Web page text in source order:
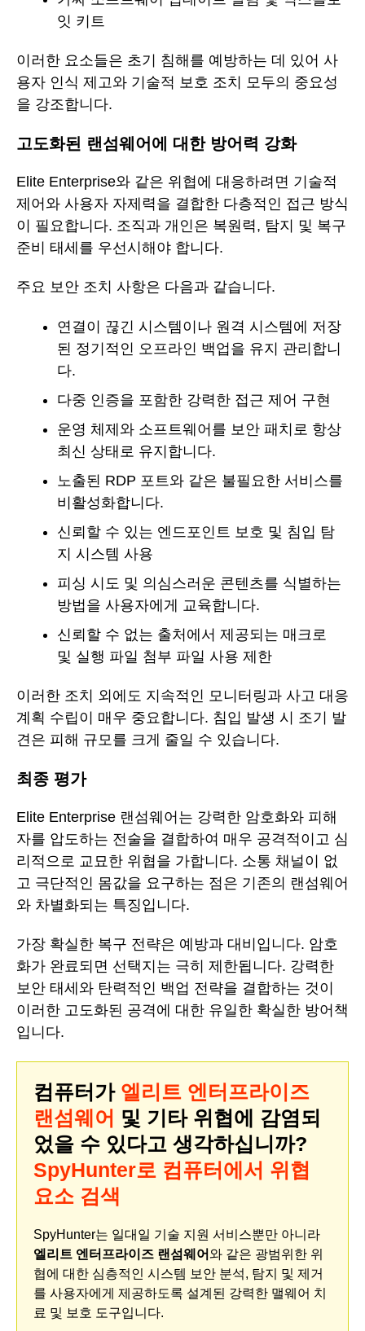
잇 키트
이러한 요소들은 초기 침해를 예방하는 데 있어 사
용자 인식 제고와 기술적 보호 조치 모두의 중요성
을 강조합니다.
고도화된 랜섬웨어에 대한 방어력 강화
Elite Enterprise와 같은 위협에 대응하려면 기술적
제어와 사용자 자제력을 결합한 다층적인 접근 방식
이 필요합니다. 조직과 개인은 복원력, 탐지 및 복구
준비 태세를 우선시해야 합니다.
주요 보안 조치 사항은 다음과 같습니다.
연결이 끊긴 시스템이나 원격 시스템에 저장
된 정기적인 오프라인 백업을 유지 관리합니
다.
다중 인증을 포함한 강력한 접근 제어 구현
운영 체제와 소프트웨어를 보안 패치로 항상
최신 상태로 유지합니다.
노출된 RDP 포트와 같은 불필요한 서비스를
비활성화합니다.
신뢰할 수 있는 엔드포인트 보호 및 침입 탐
지 시스템 사용
피싱 시도 및 의심스러운 콘텐츠를 식별하는
방법을 사용자에게 교육합니다.
신뢰할 수 없는 출처에서 제공되는 매크로
및 실행 파일 첨부 파일 사용 제한
이러한 조치 외에도 지속적인 모니터링과 사고 대응
계획 수립이 매우 중요합니다. 침입 발생 시 조기 발
견은 피해 규모를 크게 줄일 수 있습니다.
최종 평가
Elite Enterprise 랜섬웨어는 강력한 암호화와 피해
자를 압도하는 전술을 결합하여 매우 공격적이고 심
리적으로 교묘한 위협을 가합니다. 소통 채널이 없
고 극단적인 몸값을 요구하는 점은 기존의 랜섬웨어
와 차별화되는 특징입니다.
가장 확실한 복구 전략은 예방과 대비입니다. 암호
화가 완료되면 선택지는 극히 제한됩니다. 강력한
보안 태세와 탄력적인 백업 전략을 결합하는 것이
이러한 고도화된 공격에 대한 유일한 확실한 방어책
입니다.
컴퓨터가 엘리트 엔터프라이즈
랜섬웨어 및 기타 위협에 감염되
었을 수 있다고 생각하십니까?
SpyHunter로 컴퓨터에서 위협
요소 검색
SpyHunter는 일대일 기술 지원 서비스뿐만 아니라
엘리트 엔터프라이즈 랜섬웨어와 같은 광범위한 위
협에 대한 심층적인 시스템 보안 분석, 탐지 및 제거
를 사용자에게 제공하도록 설계된 강력한 맬웨어 치
료 및 보호 도구입니다.